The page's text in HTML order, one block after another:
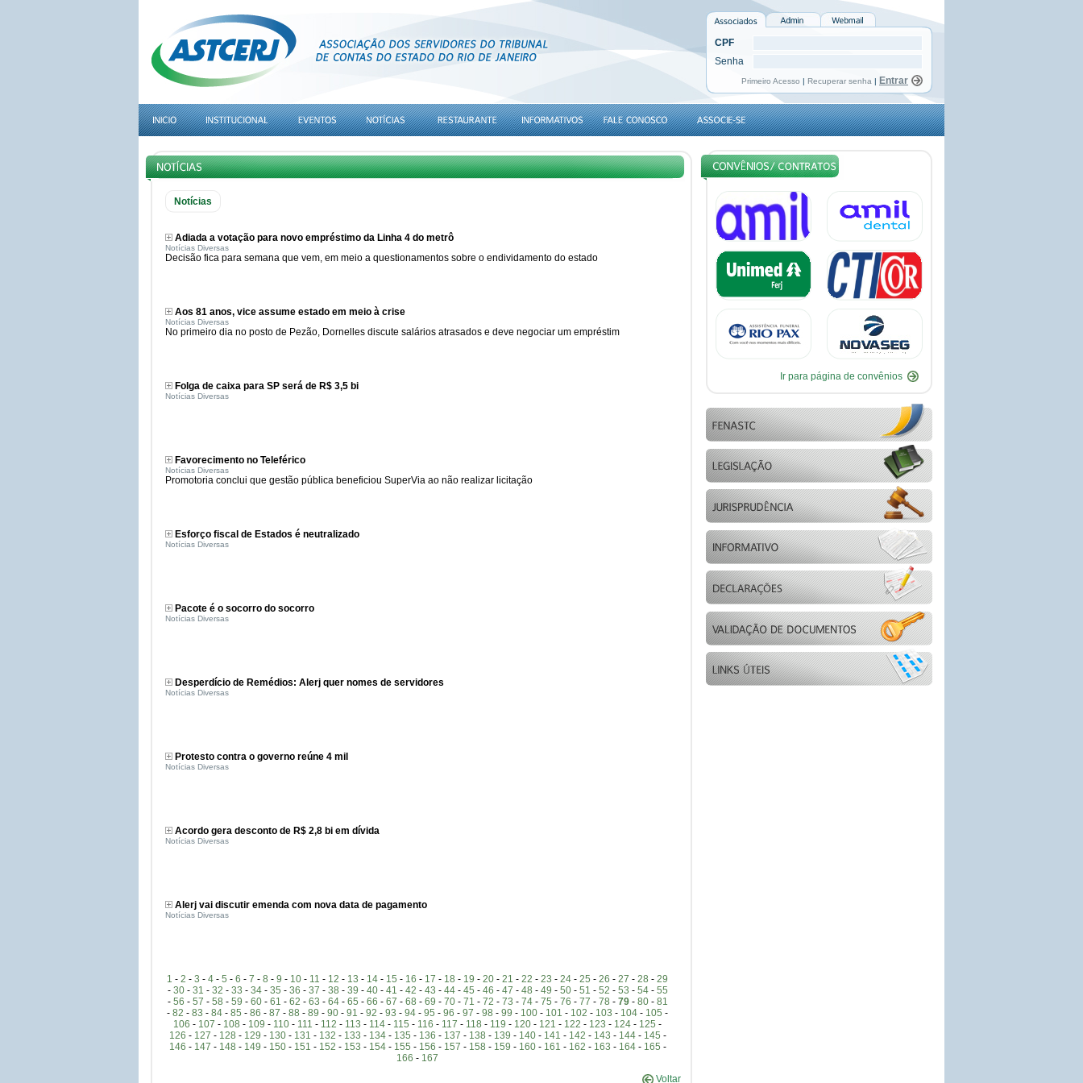
CPF
Senha
Primeiro Acesso | Recuperar senha |
Notícias
Adiada a votação para novo empréstimo da Linha 4 do metrô
Notícias Diversas
Decisão fica para semana que vem, em meio a questionamentos sobre o endividamento do estado
Aos 81 anos, vice assume estado em meio à crise
Notícias Diversas
No primeiro dia no posto de Pezão, Dornelles discute salários atrasados e deve negociar um empréstim
Folga de caixa para SP será de R$ 3,5 bi
Notícias Diversas
Favorecimento no Teleférico
Notícias Diversas
Promotoria conclui que gestão pública beneficiou SuperVia ao não realizar licitação
Esforço fiscal de Estados é neutralizado
Notícias Diversas
Pacote é o socorro do socorro
Notícias Diversas
Desperdício de Remédios: Alerj quer nomes de servidores
Notícias Diversas
Protesto contra o governo reúne 4 mil
Notícias Diversas
Acordo gera desconto de R$ 2,8 bi em dívida
Notícias Diversas
Alerj vai discutir emenda com nova data de pagamento
Notícias Diversas
1 - 2 - 3 - 4 - 5 - 6 - 7 - 8 - 9 - 10 - 11 - 12 - 13 - 14 - 15 - 16 - 17 - 18 - 19 - 20 - 21 - 22 - 23 - 24 - 25 - 26 - 27 - 28 - 29
- 30- 31 - 32 - 33 - 34- 35 - 36 - 37 - 38 - 39 - 40- 41 - 42 - 43 - 44- 45 - 46 - 47 - 48 - 49 - 50- 51 - 52 - 53 - 54- 55
- 56 - 57 - 58 - 59 - 60- 61 - 62 - 63 - 64- 65 - 66 - 67 - 68 - 69 - 70- 71 - 72 - 73 - 74- 75 - 76 - 77 - 78 - 79- 80- 81
- 82 - 83 - 84 - 85 - 86 - 87 - 88 - 89 - 90 - 91 - 92 - 93 - 94 - 95 - 96 - 97 - 98 - 99 - 100 - 101 - 102 - 103 - 104 - 105 -
106 - 107 - 108 - 109 - 110 - 111 - 112 - 113 - 114 - 115 - 116 - 117 - 118 - 119 - 120 - 121 - 122 - 123 - 124 - 125 -
126 - 127 - 128 - 129 - 130- 131 - 132 - 133 - 134- 135 - 136 - 137 - 138 - 139 - 140- 141 - 142 - 143 - 144- 145 -
146 - 147 - 148 - 149 - 150- 151 - 152 - 153 - 154- 155 - 156 - 157 - 158 - 159 - 160- 161 - 162 - 163 - 164- 165 -
166 - 167
Voltar
Ir para página de convênios